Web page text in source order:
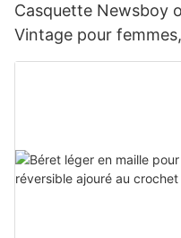
Casquette Newsboy
Vintage pour